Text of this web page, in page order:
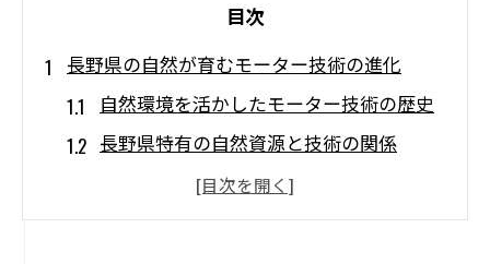
目次
長野県の自然が育むモーター技術の進化
自然環境を活かしたモーター技術の歴史
長野県特有の自然資源と技術の関係
自然が育む持続可能なモーター技術
地域特性を反映した技術進化の背景